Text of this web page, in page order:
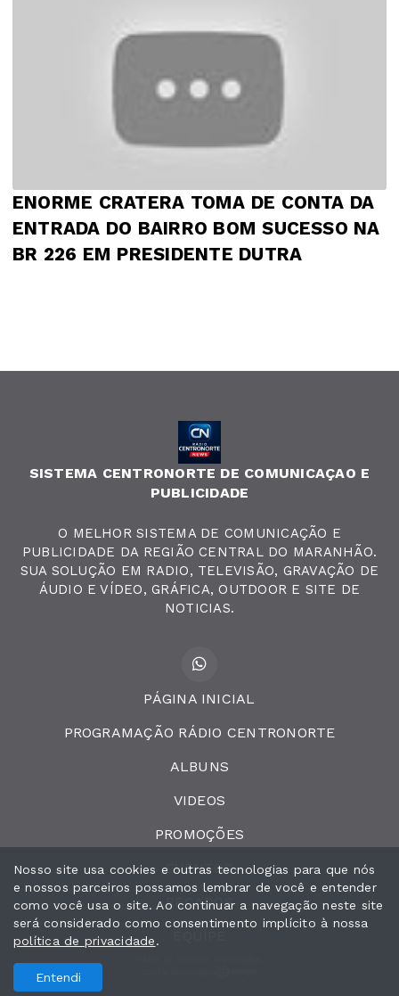
ENORME CRATERA TOMA DE CONTA DA
ENTRADA DO BAIRRO BOM SUCESSO NA
BR 226 EM PRESIDENTE DUTRA
SISTEMA CENTRONORTE DE COMUNICAÇAO E
PUBLICIDADE
O MELHOR SISTEMA DE COMUNICAÇÃO E
PUBLICIDADE DA REGIÃO CENTRAL DO MARANHÃO.
SUA SOLUÇÃO EM RADIO, TELEVISÃO, GRAVAÇÃO DE
ÁUDIO E VÍDEO, GRÁFICA, OUTDOOR E SITE DE
NOTICIAS.
PÁGINA INICIAL
PROGRAMAÇÃO RÁDIO CENTRONORTE
ALBUNS
VIDEOS
PROMOÇÕES
EVENTOS
RECADOS
Nosso site usa cookies e outras tecnologias para que nós
e nossos parceiros possamos lembrar de você e entender
como você usa o site. Ao continuar a navegação neste site
será considerado como consentimento implícito à nossa
política de privacidade.
Entendi